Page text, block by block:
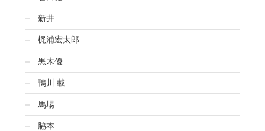
新井
梶浦宏太郎
黒木優
鴨川 載
馬場
脇本